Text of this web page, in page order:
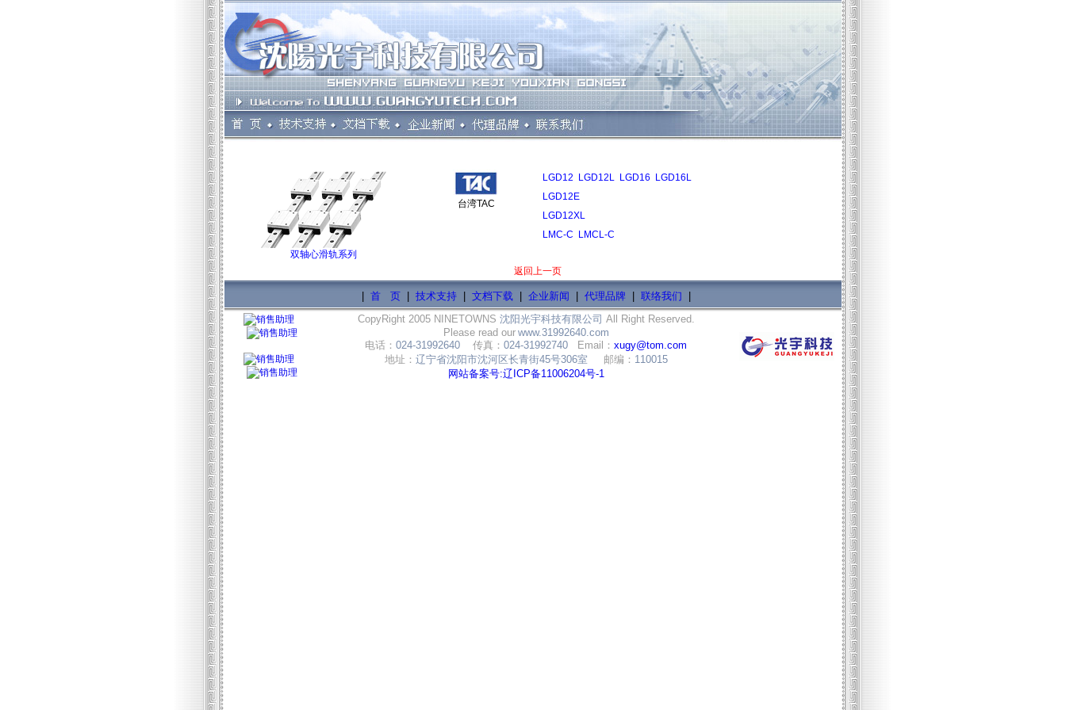
双轴心滑轨系列
台湾TAC
LGD12 LGD12L LGD16 LGD16L
LGD12E
LGD12XL
LMC-C LMCL-C
返回上一页
首 页| 技术支持| 文档下载| 企业新闻 代理品牌 联络我们
CopyRight 2005 NINETOWNS 沈阳光宇科技有限公司 All Right Reserved.
Please read our www.31992640.com
电话： 024-31992640 传真： 024-31992740 Email： xugy@tom.com
地址： 辽宁省沈阳市沈河区长青街45号306室 邮编： 110015
网站备案号:辽ICP备11006204号-1